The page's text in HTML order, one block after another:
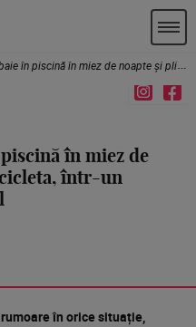
de noapte și plimbare cu bicicleta, într-un costum de baie minuscul
în miez de
într-un
în orice situație,